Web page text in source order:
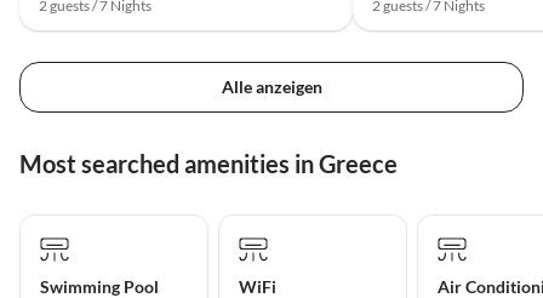
2 guests / 7 Nights 2 guests / 7 Nights
Alle anzeigen
Most searched amenities in Greece
Swimming Pool WiFi Air